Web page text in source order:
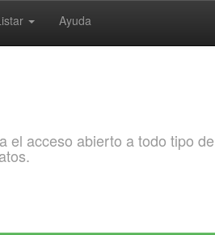
Ayuda
el acceso abierto a todo tipo